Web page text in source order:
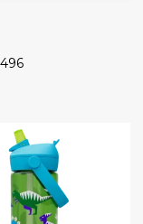
96